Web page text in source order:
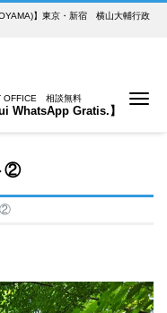
】東京・新宿 横山大輔行政
OFFICE 相談無料
WhatsApp Gratis.】
②
②